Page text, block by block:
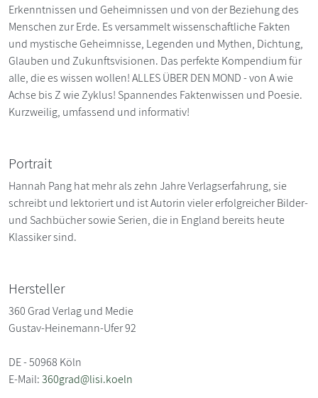
Erkenntnissen und Geheimnissen und von der Beziehung des
Menschen zur Erde. Es versammelt wissenschaftliche Fakten
und mystische Geheimnisse, Legenden und Mythen, Dichtung,
Glauben und Zukunftsvisionen. Das perfekte Kompendium für
alle, die es wissen wollen! ALLES ÜBER DEN MOND - von A wie
Achse bis Z wie Zyklus! Spannendes Faktenwissen und Poesie.
Kurzweilig, umfassend und informativ!
Portrait
Hannah Pang hat mehr als zehn Jahre Verlagserfahrung, sie
schreibt und lektoriert und ist Autorin vieler erfolgreicher Bilder-
und Sachbücher sowie Serien, die in England bereits heute
Klassiker sind.
Hersteller
360 Grad Verlag und Medie
Gustav-Heinemann-Ufer 92
DE - 50968 Köln
E-Mail:360grad@lisi.koeln